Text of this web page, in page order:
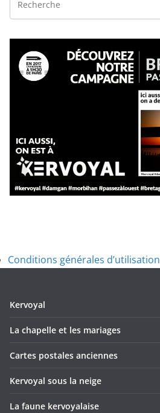
Conditions générales d’utilisation
Kervoyal
La chapelle et les mariages
Cartes postales anciennes
Kervoyal sous la neige
La faune kervoyalaise